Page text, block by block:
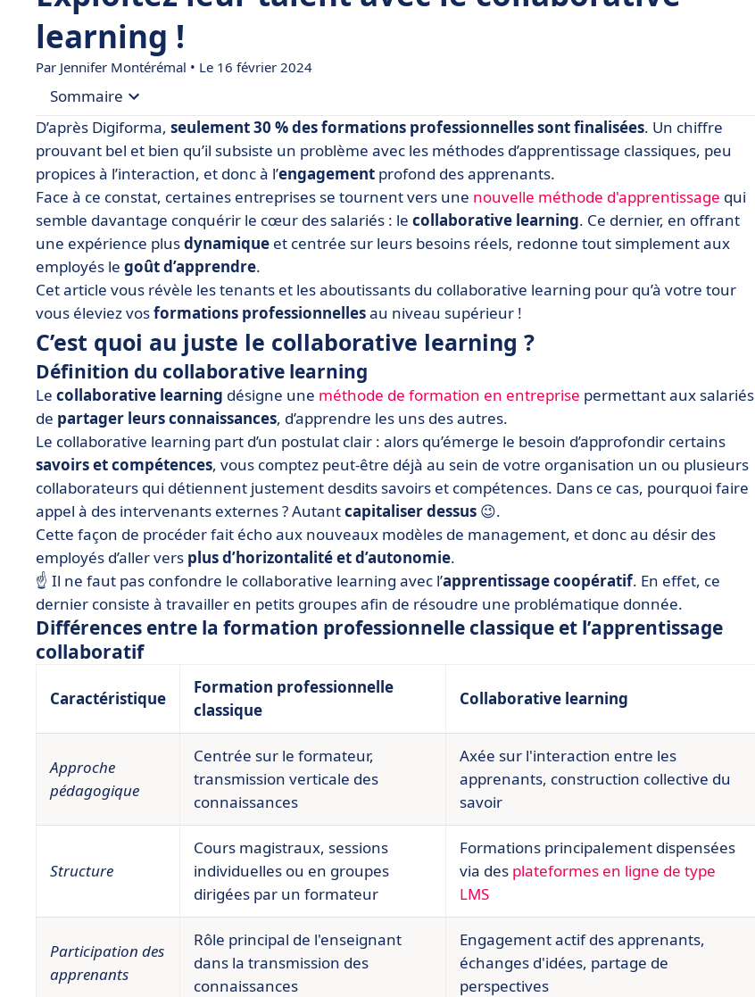
learning !
Par Jennifer Montérémal • Le 16 février 2024
Sommaire
• C’est quoi au juste le collaborative learning ?
• Quels sont les 6 avantages de l’apprentissage collaboratif ?
• Et les inconvénients du collaborative learning ?
• Le fonctionnement du collaborative learning
• Les applications du collaborative learning : 3 exemples de cas d’usage
• Mise en place du collaborative learning : quelques bonnes pratiques à observer !
D’après Digiforma, seulement 30 % des formations professionnelles sont finalisées. Un chiffre
prouvant bel et bien qu’il subsiste un problème avec les méthodes d’apprentissage classiques, peu
propices à l’interaction, et donc à l’engagement profond des apprenants.
Face à ce constat, certaines entreprises se tournent vers une nouvelle méthode d'apprentissage qui
semble davantage conquérir le cœur des salariés : le collaborative learning. Ce dernier, en offrant
une expérience plusdynamique et centrée sur leurs besoins réels, redonne tout simplement aux
employés le goût d’apprendre.
Cet article vous révèle les tenants et les aboutissants du collaborative learning pour qu’à votre tour
vous éleviez vosformations professionnellesau niveau supérieur !
C’est quoi au juste le collaborative learning ?
Définition du collaborative learning
Le collaborative learning désigne une méthode de formation en entreprise permettant aux salariés
de partager leurs connaissances, d’apprendre les uns des autres.
Le collaborative learning part d’un postulat clair : alors qu’émerge le besoin d’approfondir certains
savoirs et compétences, vous comptez peut-être déjà au sein de votre organisation un ou plusieurs
collaborateurs qui détiennent justement desdits savoirs et compétences. Dans ce cas, pourquoi faire
appel à des intervenants externes ? Autantcapitaliser dessus 😉.
Cette façon de procéder fait écho aux nouveaux modèles de management, et donc au désir des
employés d’aller vers plus d’horizontalité et d’autonomie.
☝️ Il ne faut pas confondre le collaborative learning avec l’apprentissage coopératif. En effet, ce
dernier consiste à travailler en petits groupes afin de résoudre une problématique donnée.
Différences entre la formation professionnelle classique et l’apprentissage
collaboratif
Caractéristique
Formation professionnelle
classique
Collaborative learning
Approche
pédagogique
Centrée sur le formateur,
transmission verticale des
connaissances
Axée sur l'interaction entre les
apprenants, construction collective du
savoir
Structure
Cours magistraux, sessions
individuelles ou en groupes
dirigées par un formateur
Formations principalement dispensées
via des plateformes en ligne de type
LMS
Participation des
apprenants
Rôle principal de l'enseignant
dans la transmission des
connaissances
Engagement actif des apprenants,
échanges d'idées, partage de
perspectives